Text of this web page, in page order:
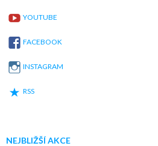
YOUTUBE
FACEBOOK
INSTAGRAM
RSS
NEJBLIŽŠÍ AKCE